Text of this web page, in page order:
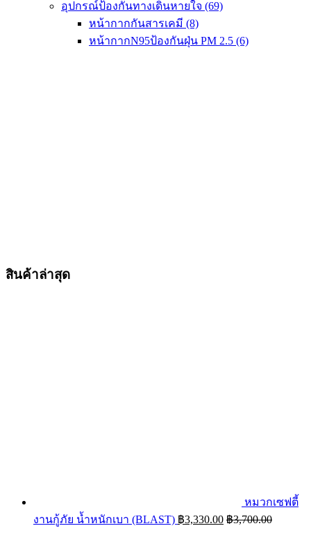
อุปกรณ์ป้องกันทางเดินหายใจ (69)
หน้ากากกันสารเคมี (8)
หน้ากากN95ป้องกันฝุ่น PM 2.5 (6)
สินค้าล่าสุด
หมวกเซฟตี้
งานกู้ภัย น้ำหนักเบา (BLAST) ฿3,330.00 ฿3,700.00